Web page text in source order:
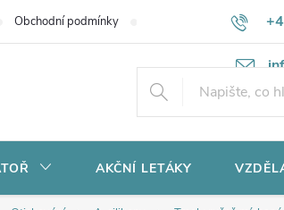
Obchodní podmínky Potřebujete poradit?
AKČNÍ LETÁKY